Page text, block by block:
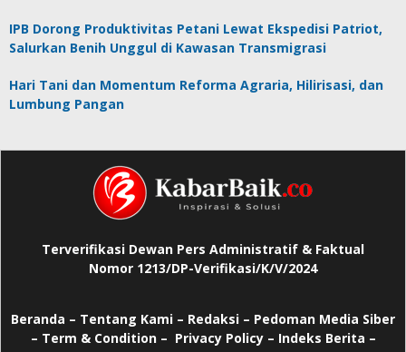
IPB Dorong Produktivitas Petani Lewat Ekspedisi Patriot,
Salurkan Benih Unggul di Kawasan Transmigrasi
Hari Tani dan Momentum Reforma Agraria, Hilirisasi, dan
Lumbung Pangan
Terverifikasi Dewan Pers Administratif & Faktual
Nomor 1213/DP-Verifikasi/K/V/2024
Beranda – Tentang Kami – Redaksi – Pedoman Media Siber
– Term & Condition – Privacy Policy– Indeks Berita –